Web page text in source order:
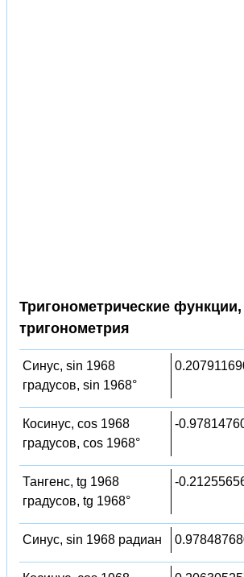
Тригонометрические функции,
тригонометрия
Синус, sin 1968
градусов, sin 1968°
Косинус, cos 1968
градусов, cos 1968°
-
Тангенс, tg 1968
градусов, tg 1968°
-
Синус, sin 1968 радиан